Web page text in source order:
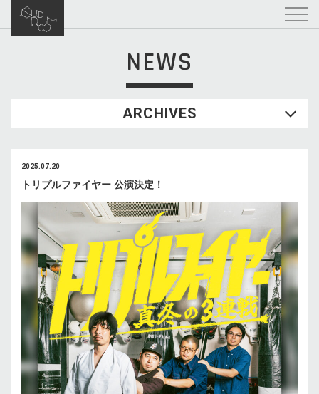
NEWS
ARCHIVES
2025.07.20
トリプルファイヤー 公演決定！